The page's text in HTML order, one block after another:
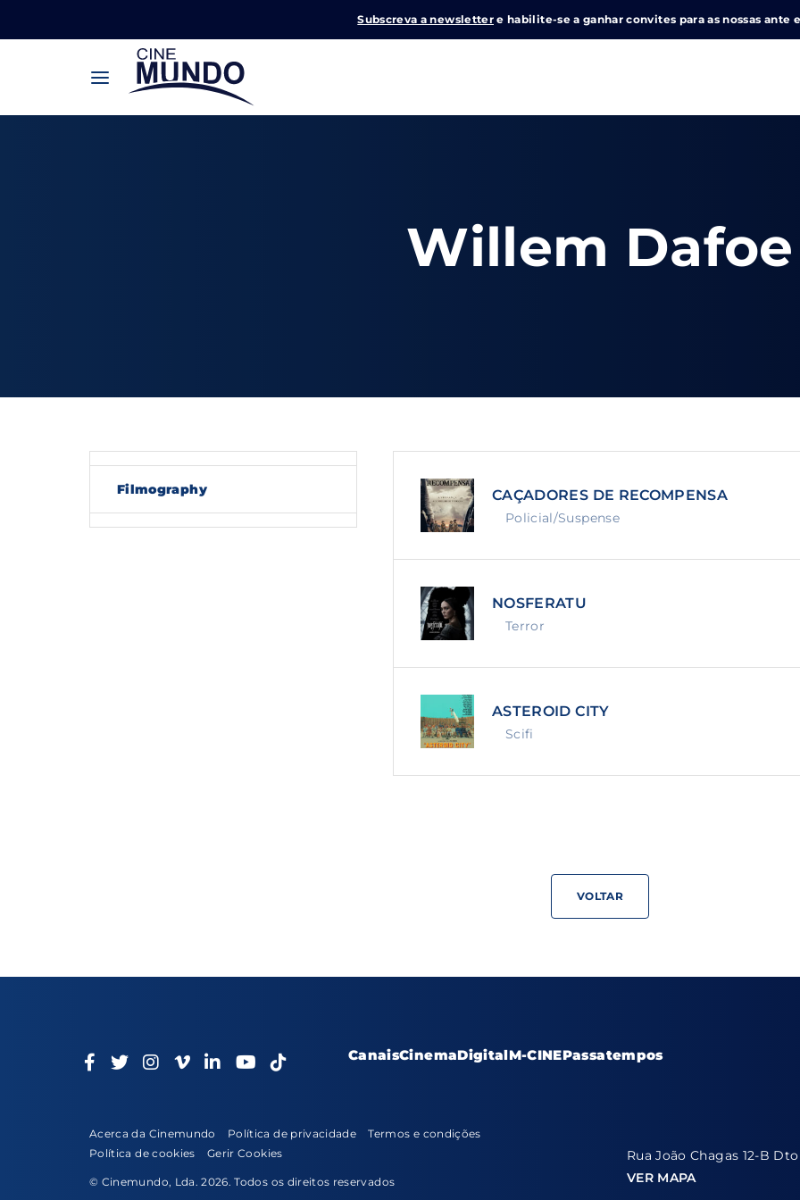
Subscreva a newsletter e habilite-se a ganhar convites para as nossas ante
Willem Dafoe
Filmography CAÇADORES DE RECOMPENSA
Policial/Suspense
NOSFERATU
Terror
ASTEROID CITY
Scifi
VOLTAR
CanaisCinemaDigitalM-CINEPassatempos
Acerca da Cinemundo Política de privacidade
Termos e condições
Política de cookies
Gerir Cookies
© Cinemundo, Lda. 2026. Todos os direitos reservados
Rua João Chagas 12-B
VER MAPA
Pressione Enter / Return para iniciar sua pesquisa ou pressione ESC
SIGN IN
By signing in, you agree toour terms and conditionsand our